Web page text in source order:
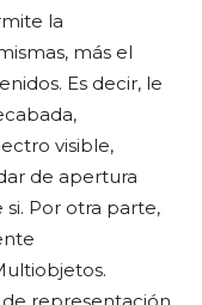
la
más el
Es decir, le
visible,
de apertura
si. Por otra parte,